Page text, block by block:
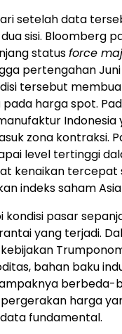
setelah data
sisi. Bloomberg
statusforce
pertengahan
tersebut
harga spot.
Indonesia
zona kontraksi.
level tertinggi
kenaikan tercepat
indeks saham
kondisi pasar
yang terjadi.
bahan baku
berbeda-
harga
fundamental.